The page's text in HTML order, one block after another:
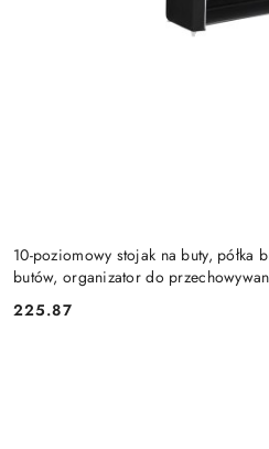
10-poziomowy stojak na buty, półka
butów, organizator do
Cena:
225.87